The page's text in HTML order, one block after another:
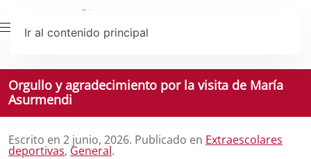
Ir al contenido principal
Orgullo y agradecimiento por la visita de María
Asurmendi
Escrito en 2 junio, 2026. Publicado en Extraescolares
deportivas, General.